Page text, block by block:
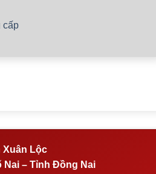
cấp
Lộc
– Tỉnh Đồng Nai